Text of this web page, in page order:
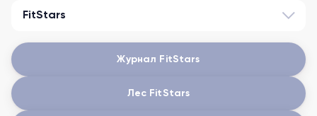
FitStars
Журнал FitStars
Лес FitStars